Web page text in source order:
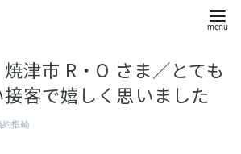
焼津市 R・O さま／とても
客で嬉しく思いました
約指輪